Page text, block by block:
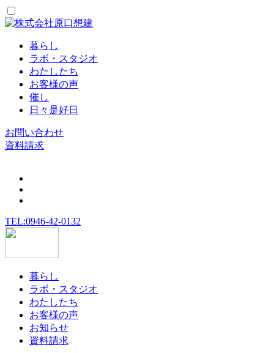
暮らし
ラボ・スタジオ
わたしたち
お客様の声
催し
日々是好日
お問い合わせ
資料請求
TEL:0946-42-0132
暮らし
ラボ・スタジオ
わたしたち
お客様の声
お知らせ
資料請求